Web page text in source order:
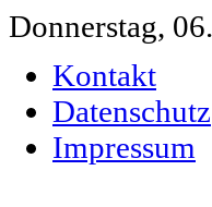
Donnerstag,
Kontakt
Datenschutz
Impressum